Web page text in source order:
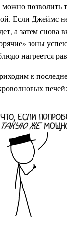
позволить
Если Джеймс
а затем снова
зоны
нагреется
к